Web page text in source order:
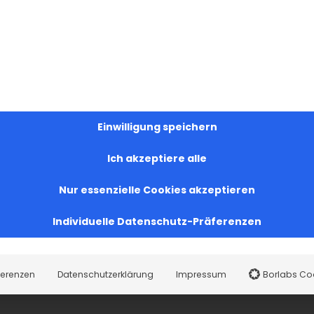
Einwilligung speichern
Ich akzeptiere alle
Nur essenzielle Cookies akzeptieren
Individuelle Datenschutz-Präferenzen
Datenschutzerklärung Impressum Borlabs